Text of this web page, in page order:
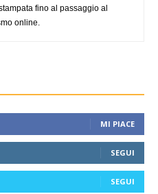
fino al passaggio al
online.
MI PIACE
SEGUI
SEGUI